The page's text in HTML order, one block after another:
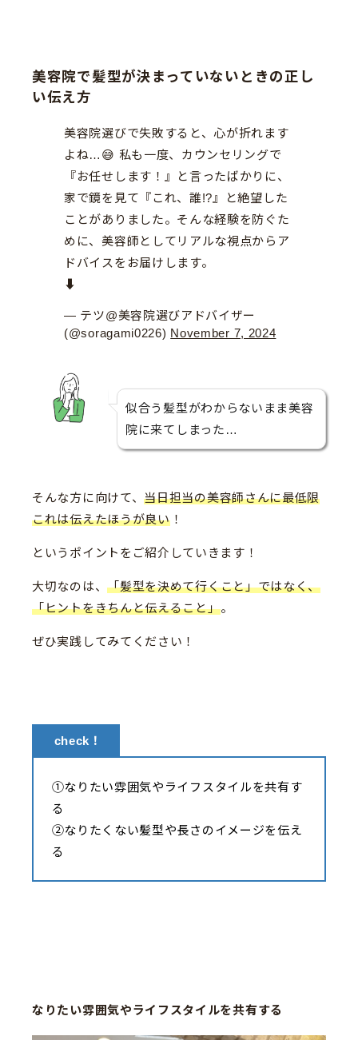
美容院で髪型が決まっていないときの正し
い伝え方
美容院選びで失敗すると、心が折れます
よね…😅 私も一度、カウンセリングで
『お任せします！』と言ったばかりに、
家で鏡を見て『これ、誰!?』と絶望した
ことがありました。そんな経験を防ぐた
めに、美容師としてリアルな視点からア
ドバイスをお届けします。
⬇
— テツ@美容院選びアドバイザー
(@soragami0226) November 7, 2024
似合う髪型がわからないまま美容
院に来てしまった…
そんな方に向けて、当日担当の美容師さんに最低限
これは伝えたほうが良い！
というポイントをご紹介していきます！
大切なのは、「髪型を決めて行くこと」ではなく、
「ヒントをきちんと伝えること」。
ぜひ実践してみてください！
check！
①なりたい雰囲気やライフスタイルを共有す
る
②なりたくない髪型や長さのイメージを伝え
る
なりたい雰囲気やライフスタイルを共有する